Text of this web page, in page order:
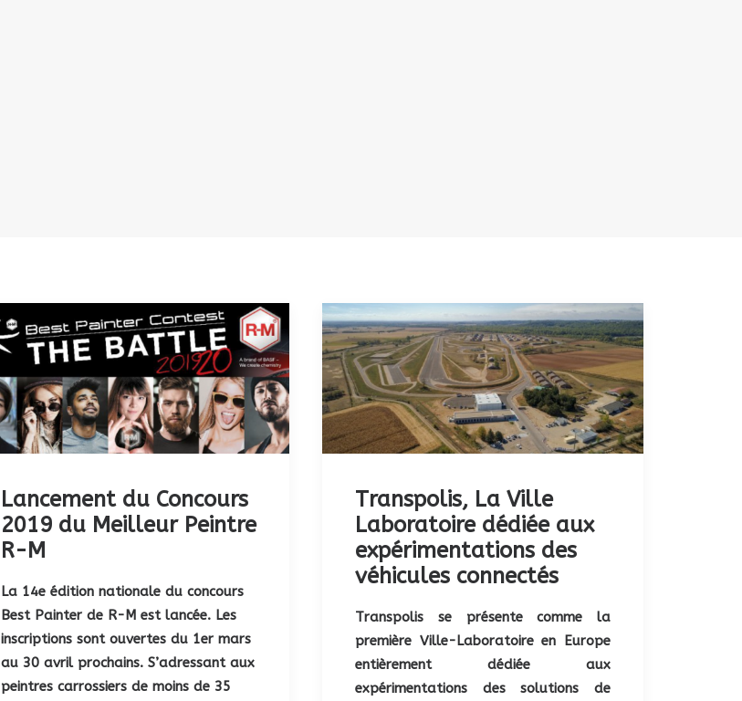
Lancement du Concours
2019 du Meilleur Peintre
R-M
La 14e édition nationale du concours
Best Painter de R-M est lancée. Les
inscriptions sont ouvertes du 1er mars
au 30 avril prochains. S’adressant aux
peintres carrossiers de moins de 35
Transpolis, La Ville
Laboratoire dédiée aux
expérimentations des
véhicules connectés
Transpolis se présente comme la
première Ville-Laboratoire en Europe
entièrement dédiée aux
expérimentations des solutions de